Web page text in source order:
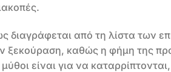
διαγράφεται από τη λίστα των
ξεκούραση, καθώς η φήμη της
είναι για να καταρρίπτονται,